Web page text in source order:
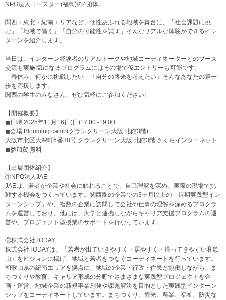
NPO法人コースター(福島)の4団体。
関西・東北・紀南エリアなど、個性あふれる地域を舞台に、「社会課題に挑
む」「地域で働く」「自分の可能性を試す」そんなリアルな体験ができるイン
ターンを紹介します。
当日は、インターン経験者のリアルトークや地域コーディネーターとのブース
交流も実施!気になるプログラムにはその場で仮エントリーも可能です。
「春休み、何かに挑戦したい」「自分の将来を考えたい」そんなあなたの第一
歩を応援します。
関西の学生のみなさん、ぜひ気軽にご参加ください!
【開催概要】
◼︎日時:2025年11月16日(日)17:00 -19:00
◼︎会場:Blooming camp(グラングリーン大阪 北館3階)
大阪市北区大深町6番38号 グラングリーン大阪 北館3階 さくらインターネット
◼︎参加費:無料
【出展団体紹介】
①NPO法人JAE
JAEは、若者が企業や社会に触れることで、自己理解を深め、実際の現場で挑
戦する機会をつくっています。関西圏の企業での3ヶ月以上の「長期実践型イン
ターンシップ」や、複数の企業に訪問して会社や仕事の理解を深めるプログラ
ムを運営しており、他には、大学と連携しながらキャリア支援プログラムの運
営や、プロジェクト型授業のサポートを行なっています。
②株式会社TODAY
株式会社TODAYは、「若者が出ていきやすく・居やすく・帰ってきやすい和歌
山」をビジョンに掲げ、地域と若者をつなぐコーディネートを行っています。
和歌山県の紀南エリアを拠点に、地域の企業・行政・住民と協働しながら、ま
ちづくりや教育、キャリア形成の分野でさまざまな実践型プロジェクトを企
画・運営。地域企業の新規事業創発や課題解決を目的とした実践型インターン
シップをコーディネートしています。まちづくり、観光、農業、福祉、防災な